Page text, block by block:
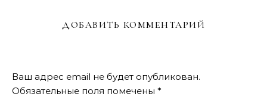
ДОБАВИТЬ КОММЕНТАРИЙ
Ваш адрес email не будет опубликован.
Обязательные поля помечены *